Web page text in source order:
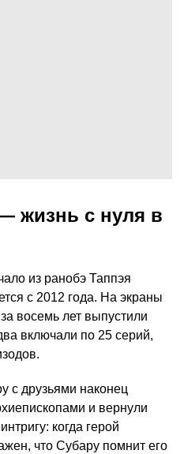
жизнь с нуля в
из ранобэ Таппэя
с 2012 года. На экраны
восемь лет выпустили
включали по 25 серий,
с друзьями наконец
и вернули
когда герой
что Субару помнит его